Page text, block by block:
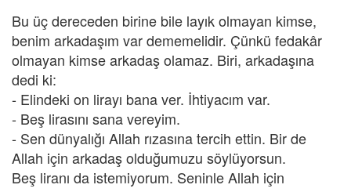
Bu üç dereceden birine bile layık olmayan kimse,
benim arkadaşım var dememelidir. Çünkü fedakâr
olmayan kimse arkadaş olamaz. Biri, arkadaşına
dedi ki:
- Elindeki on lirayı bana ver. İhtiyacım var.
- Beş lirasını sana vereyim.
- Sen dünyalığı Allah rızasına tercih ettin. Bir de
Allah için arkadaş olduğumuzu söylüyorsun.
Beş liranı da istemiyorum. Seninle Allah için